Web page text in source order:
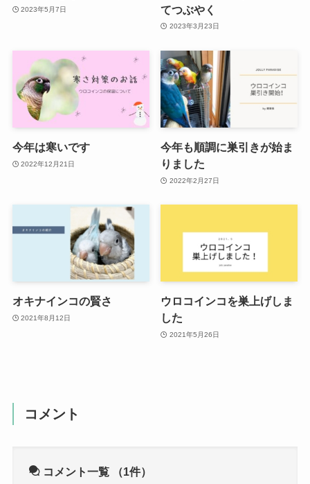
2023年5月7日
てつぶやく
2023年3月23日
今年は寒いです
2022年12月21日
今年も順調に巣引きが始ま
りました
2022年2月27日
オキナインコの賢さ
2021年8月12日
ウロコインコを巣上げしま
した
2021年5月26日
コメント
コメント一覧 （1件）